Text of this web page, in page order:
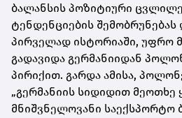
ბალანსის პოზიტიური
ტენდენციების შემობრუნებას
პირველად ისტორიაში, უფრო
გადავიდა გერმანიიდან
პირიქით. გარდა ამისა,
„გერმანიის სიდიდით მეოთხე
მნიშვნელოვანი საექსპორტო